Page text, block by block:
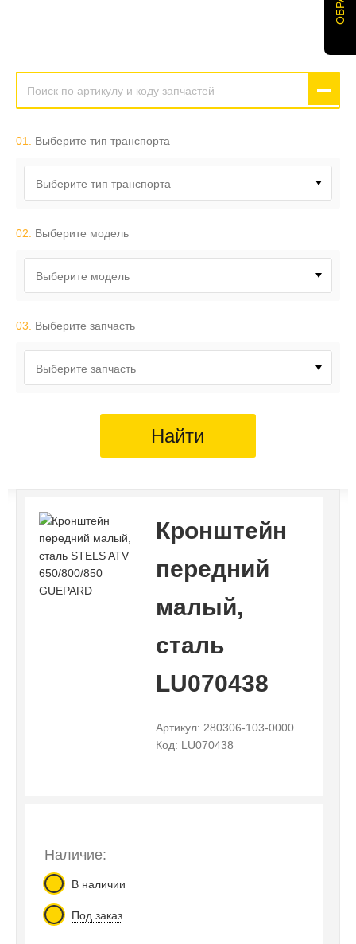
01. Выберите тип транспорта
Выберите тип транспорта
02. Выберите модель
Выберите модель
03. Выберите запчасть
Выберите запчасть
Найти
Кронштейн
передний
малый,
сталь
LU070438
Артикул: 280306-103-0000
Код: LU070438
Наличие:
В наличии
Под заказ